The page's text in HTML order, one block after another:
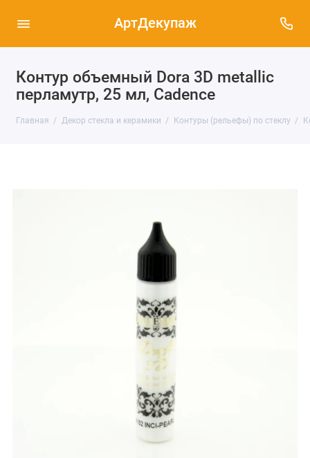
АртДекупаж
Контур объемный Dora 3D metallic
перламутр, 25 мл, Cadence
Главная Декор стекла и керамики Контуры (рельефы) по стеклу